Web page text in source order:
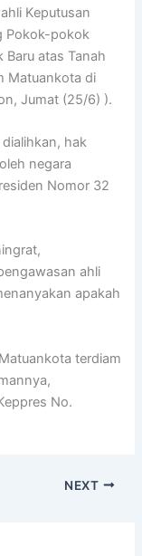
Keputusan
Pokok-pokok
Baru atas Tanah
Matuankota di
Jumat (25/6) ).
hak
negara
Nomor 32
ahli
apakah
terdiam
No.
NEXT